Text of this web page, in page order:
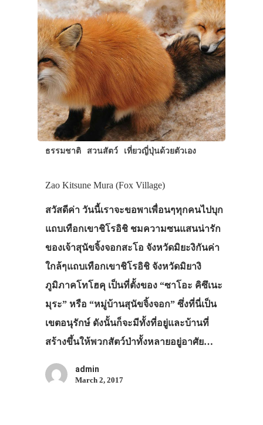
ธรรมชาติ สวนสัตว์ เที่ยวญี่ปุ่นด้วยตัวเอง
Zao Kitsune Mura (Fox Village)
สวัสดีค่า วันนี้เราจะขอพาเพื่อนๆทุกคนไปบุก
แถบเทือกเขาชิโรอิชิ ชมความซนแสนน่ารัก
ของเจ้าสุนัขจิ้งจอกสะโอ จังหวัดมิยะงิกันค่า
ใกล้ๆแถบเทือกเขาชิโรอิชิ จังหวัดมิยางิ
ภูมิภาคโทโฮคุ เป็นที่ตั้งของ “ซาโอะ คิซึเนะ
มุระ” หรือ “หมู่บ้านสุนัขจิ้งจอก” ซึ่งที่นี่เป็น
เขตอนุรักษ์ ดังนั้นก็จะมีทั้งที่อยู่และบ้านที่
สร้างขึ้นให้พวกสัตว์ป่าทั้งหลายอยู่อาศัย…
admin
March 2, 2017
ประเทศญี่ปุ่น
เที่ยวญี่ปุ่นด้ว
เอง
เดินทาง
ทัวร์
ที่พัก
สาระน่ารู้
VIDEO
ภาพประทับใจ